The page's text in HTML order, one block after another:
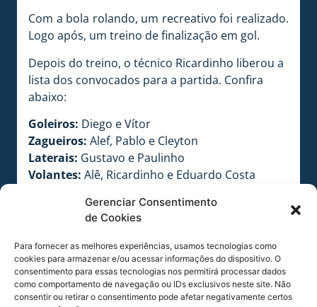
Gerenciar Consentimento
de Cookies
Para fornecer as melhores experiências, usamos tecnologias como
cookies para armazenar e/ou acessar informações do dispositivo. O
consentimento para essas tecnologias nos permitirá processar dados
como comportamento de navegação ou IDs exclusivos neste site. Não
consentir ou retirar o consentimento pode afetar negativamente certos
Com a bola rolando, um recreativo foi realizado.
Logo após, um treino de finalização em gol.
Depois do treino, o técnico Ricardinho liberou a
lista dos convocados para a partida. Confira
abaixo:
Goleiros: Diego e Vítor
Zagueiros: Alef, Pablo e Cleyton
Laterais: Gustavo e Paulinho
Volantes: Alê, Ricardinho e Eduardo Costa
Jefferson Maranhão
Atacantes:Danilo, Roberson e Reis
Ricardinho (E) conversou com todos em sua
chegadaFOTO: Alceu Atherino